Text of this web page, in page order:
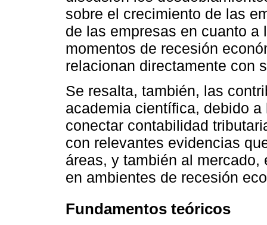
sobre el crecimiento de las
de las empresas en cuanto
momentos de recesión
relacionan directamente con
Se resalta, también, las
academia científica, debido
conectar contabilidad
con relevantes evidencias
áreas, y también al
en ambientes de recesión
Fundamentos teóricos